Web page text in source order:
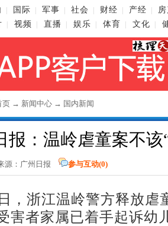
国际 军事 社会 财经 产经
视频 直播 娱乐 体育 文化
页 → 新闻中心 → 国内新闻
报：温岭虐童案不该
源：广州日报 参与互动(0)
浙江温岭警方释放虐
害者家属已着手起诉幼